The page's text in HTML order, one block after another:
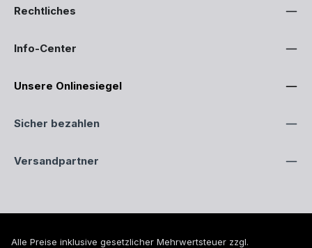
Rechtliches
Info-Center
Unsere Onlinesiegel
Sicher bezahlen
Versandpartner
Alle Preise inklusive gesetzlicher Mehrwertsteuer zzgl.